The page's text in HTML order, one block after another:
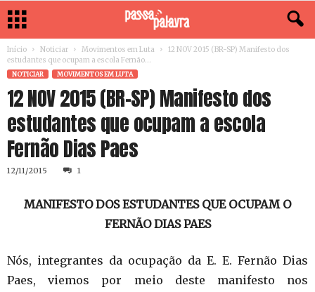
Início Noticiar Movimentos em Luta
12 NOV 2015 (BR-SP) Manifesto dos
estudantes que ocupam a escola Fernão...
NOTICIAR MOVIMENTOS EM LUTA
12 NOV 2015 (BR-SP) Manifesto dos
estudantes que ocupam a escola
Fernão Dias Paes
12/11/2015 1
MANIFESTO DOS ESTUDANTES QUE OCUPAM O
FERNÃO DIAS PAES
Nós, integrantes da ocupação da E. E. Fernão Dias
Paes, viemos por meio deste manifesto nos